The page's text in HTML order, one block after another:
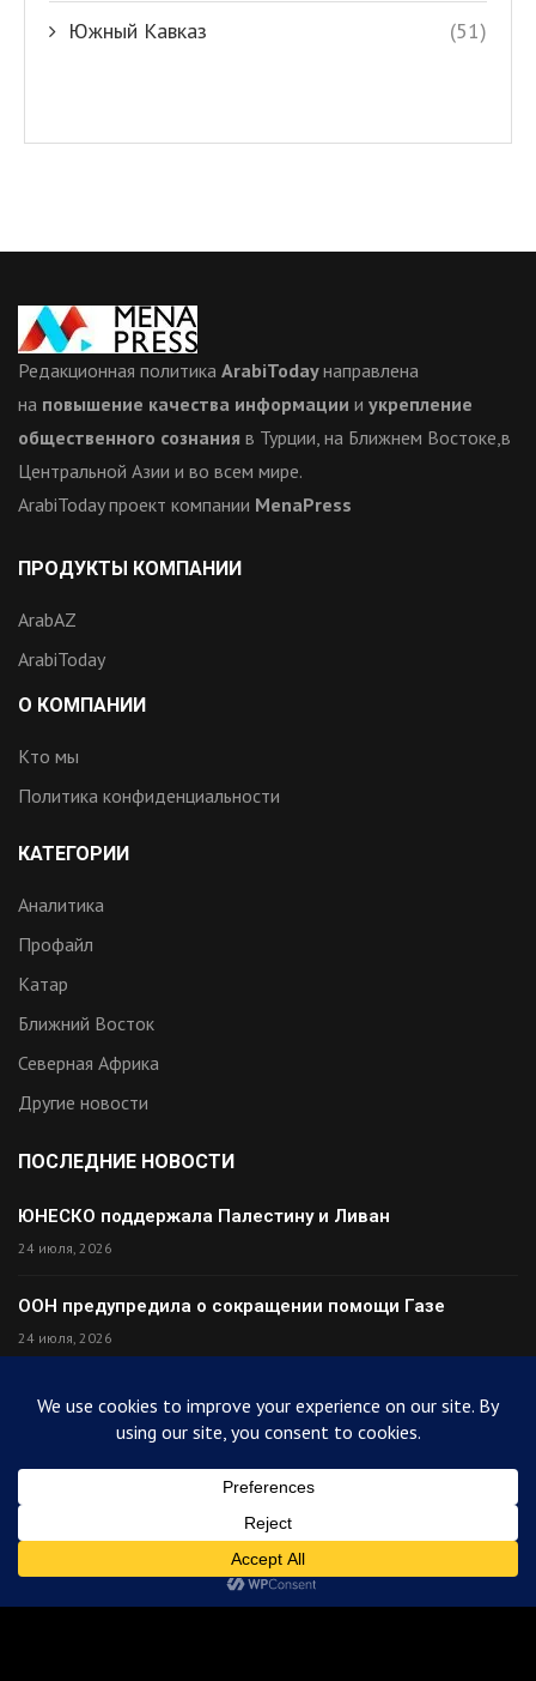
Южный Кавказ (51)
Редакционная политика ArabiTodayнаправлена
на повышение качества информации и укрепление
общественного сознания в Турции, на Ближнем Востоке,в
Центральной Азии и во всем мире.
ArabiToday проект компании MenaPress
ПРОДУКТЫ КОМПАНИИ
ArabAZ
ArabiToday
О КОМПАНИИ
Кто мы
Политика конфиденциальности
КАТЕГОРИИ
Аналитика
Профайл
Катар
Ближний Восток
Северная Африка
Другие новости
ПОСЛЕДНИЕ НОВОСТИ
ЮНЕСКО поддержала Палестину и Ливан
24 июля, 2026
ООН предупредила о сокращении помощи Газе
24 июля, 2026
Премьер Ирака прибыл в Тегеран с миром
Палестина высмеяла Израиль после финала ЧМ
© 2025ArabiToday